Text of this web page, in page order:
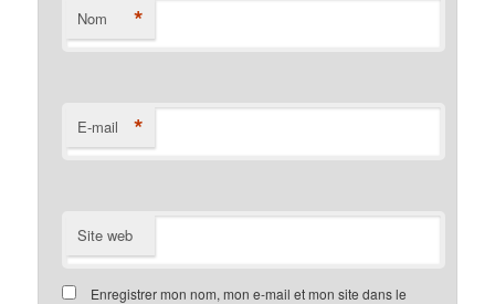
Nom *
E-mail *
Site web
Enregistrer mon nom, mon e-mail et mon site dans le